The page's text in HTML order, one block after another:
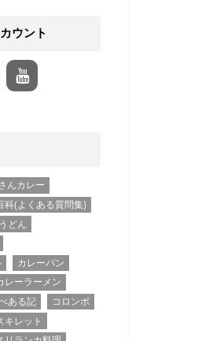
ウント
んカレー
科(よくある質問集)
どん
カレーパン
レーラーメン
ある記
コロンボ
キレット